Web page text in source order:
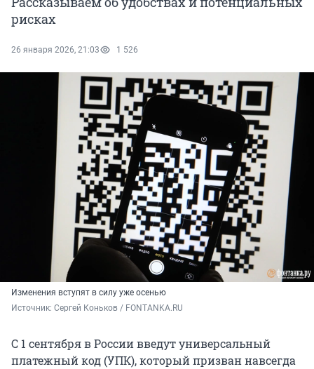
рисках
26 января 2026, 21:03 1 526
Изменения вступят в силу уже осенью
Источник: Сергей Коньков / FONTANKA.RU
С 1 сентября в России введут универсальный
платежный код (УПК), который призван навсегда